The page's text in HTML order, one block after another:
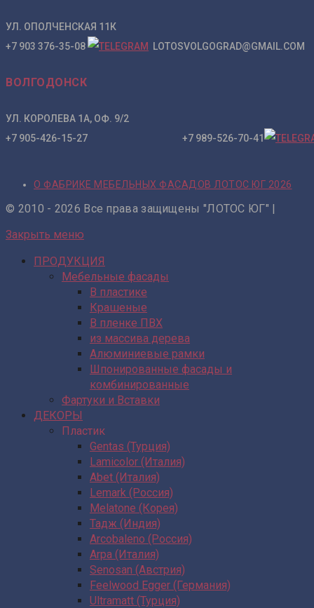
УЛ. ОПОЛЧЕНСКАЯ 11К
+7 903 376-35-08
LOTOSVOLGOGRAD@GMAIL.COM
ВОЛГОДОНСК
УЛ. КОРОЛЕВА 1А, ОФ. 9/2
+7 905-426-15-27 +7 989-526-70-41
О ФАБРИКЕ МЕБЕЛЬНЫХ ФАСАДОВ ЛОТОС ЮГ 2026
© 2010 - 2026 Все права защищены "ЛОТОС ЮГ" |
Закрыть меню
ПРОДУКЦИЯ
Мебельные фасады
В пластике
Крашеные
В пленке ПВХ
из массива дерева
Алюминиевые рамки
Шпонированные фасады и
комбинированные
Фартуки и Вставки
ДЕКОРЫ
Пластик
Gentas (Турция)
Lamicolor (Италия)
Abet (Италия)
Lemark (Россия)
Melatone (Корея)
Тадж (Индия)
Arcobaleno (Россия)
Arpa (Италия)
Senosan (Австрия)
Feelwood Egger (Германия)
Ultramatt (Турция)